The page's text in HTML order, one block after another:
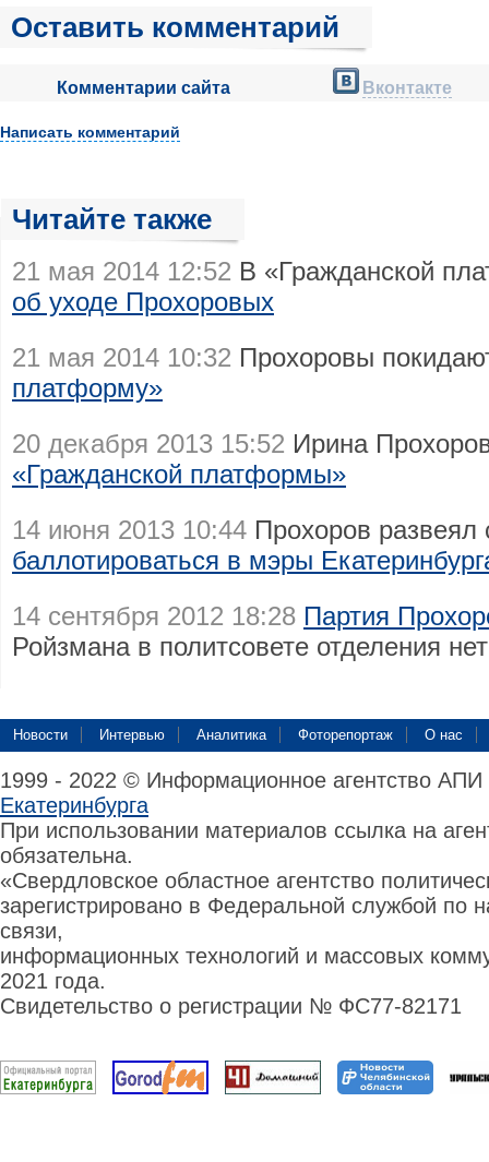
Оставить комментарий
Комментарии сайта Вконтакте
Написать комментарий
Читайте также
21 мая 2014 12:52 В «Гражданской
об уходе Прохоровых
21 мая 2014 10:32 Прохоровы
платформу»
20 декабря 2013 15:52 Ирина
«Гражданской платформы»
14 июня 2013 10:44 Прохоров
баллотироваться в мэры
14 сентября 2012 18:28 Партия
Ройзмана в политсовете отделения нет
Новости Интервью Аналитика Фоторепортаж О нас
1999 - 2022 © Информационное агентство
Екатеринбурга
При использовании материалов ссылка на
обязательна.
«Свердловское областное агентство
зарегистрировано в Федеральной службой по
связи,
информационных технологий и массовых
2021 года.
Свидетельство о регистрации № ФС77-82171